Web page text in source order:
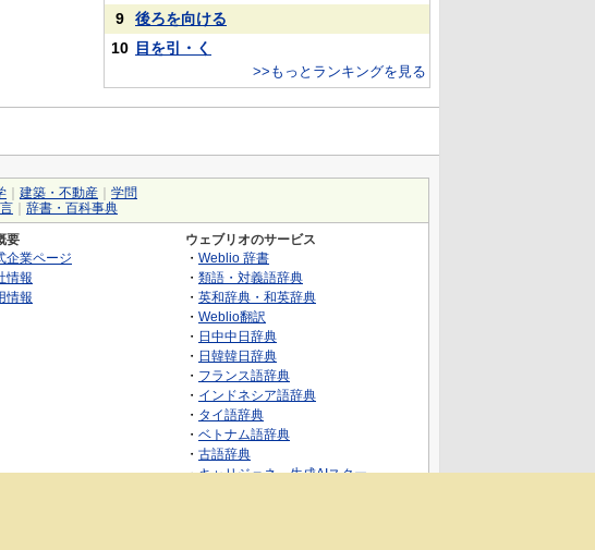
9
後ろを向ける
10 目を引・く
>>もっとランキングを見る
建築・不動産
学問
辞書・百科事典
要
企業ページ
情報
情報
ウェブリオのサービス
・ Weblio 辞書
・ 類語・対義語辞典
・ 英和辞典・和英辞典
・ Weblio翻訳
・ 日中中日辞典
・ 日韓韓日辞典
・ フランス語辞典
・ インドネシア語辞典
・ タイ語辞典
・ ベトナム語辞典
・ 古語辞典
・キャリジェネ～生成AIスクー